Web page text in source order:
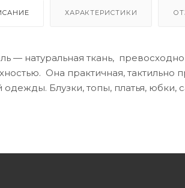
ХАРАКТЕРИСТИКИ
— натуральная ткань,
Она практичная, тактильно
одежды. Блузки, топы, платья, юбки,